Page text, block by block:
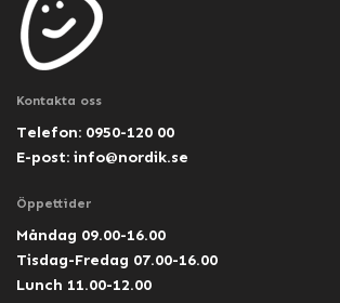
Kontakta oss
Telefon: 0950-120 00
E-post: info@nordik.se
Öppettider
Måndag 09.00-16.00
Tisdag-Fredag 07.00-16.00
Lunch 11.00-12.00